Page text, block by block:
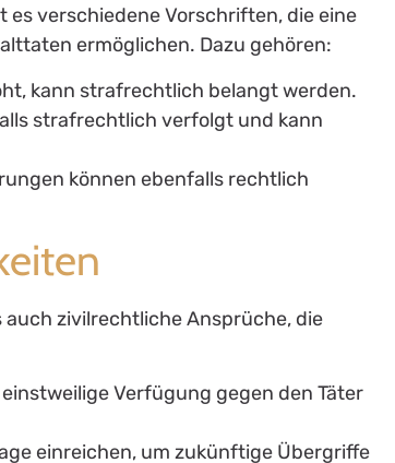
verschiedene Vorschriften, die eine
ermöglichen. Dazu gehören:
kann strafrechtlich belangt werden.
strafrechtlich verfolgt und kann
können ebenfalls rechtlich
zivilrechtliche Ansprüche, die
Verfügung gegen den Täter
einreichen, um zukünftige Übergriffe